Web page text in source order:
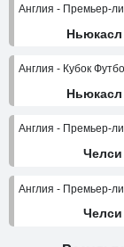
Англия - Премьер-
Ньюкасл
Англия - Кубок
Ньюкасл
Англия - Премьер-
Челси
Англия - Премьер-
Челси